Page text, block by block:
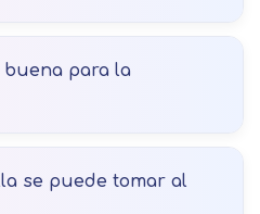
buena para la
se puede tomar al